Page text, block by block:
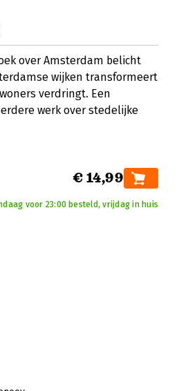
over Amsterdam belicht
wijken transformeert
verdringt. Een
werk over stedelijke
€ 14,99
voor 23:00 besteld, vrijdag in huis